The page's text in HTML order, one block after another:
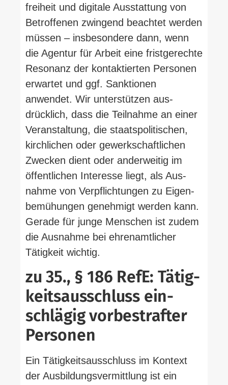
freiheit und digitale Aus­stattung von
Betrof­fenen zwingend beachtet werden
müssen – ins­be­sondere dann, wenn
die Agentur für Arbeit eine frist­ge­rechte
Resonanz der kon­tak­tierten Per­sonen
erwartet und ggf. Sank­tionen
anwendet. Wir unter­stützen aus­
drücklich, dass die Teil­nahme an einer
Ver­an­staltung, die staats­po­li­ti­schen,
kirch­lichen oder gewerk­schaft­lichen
Zwecken dient oder ander­weitig im
öffent­lichen Interesse liegt, als Aus­
nahme von Ver­pflich­tungen zu Eigen­
be­mü­hungen genehmigt werden kann.
Gerade für junge Men­schen ist zudem
die Aus­nahme bei ehren­amt­licher
Tätigkeit wichtig.
zu 35., § 186 RefE: Tätig­
keits­aus­schluss ein­
schlägig vor­be­strafter
Personen
Ein Tätig­keits­aus­schluss im Kontext
der Aus­bil­dungs­ver­mittlung ist ein